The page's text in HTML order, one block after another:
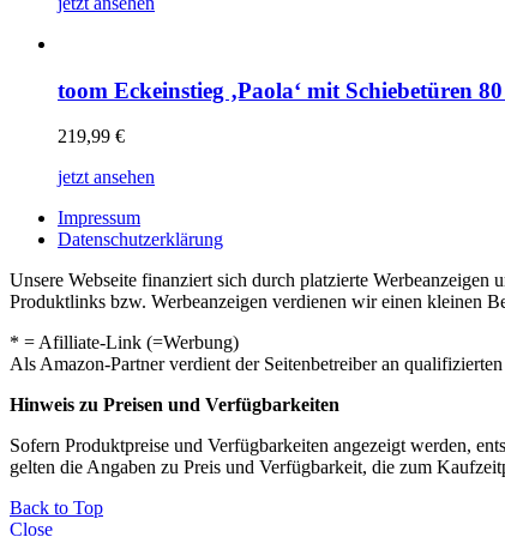
toom Eckeinstieg ‚Paola‘ mit Schiebetüren
219,99 €
jetzt ansehen
Impressum
Datenschutzerklärung
Unsere Webseite finanziert sich durch platzierte
Produktlinks bzw. Werbeanzeigen verdienen wir einen kleinen
* = Afilliate-Link (=Werbung)
Als Amazon-Partner verdient der Seitenbetreiber an
Hinweis zu Preisen und Verfügbarkeiten
Sofern Produktpreise und Verfügbarkeiten angezeigt werden,
gelten die Angaben zu Preis und Verfügbarkeit, die zum
Back to Top
Close